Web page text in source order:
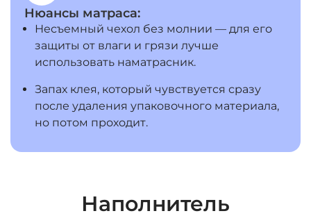
Нюансы матраса:
Несъемный чехол без молнии — для его
защиты от влаги и грязи лучше
использовать наматрасник.
Запах клея, который чувствуется сразу
после удаления упаковочного материала,
но потом проходит.
Наполнитель